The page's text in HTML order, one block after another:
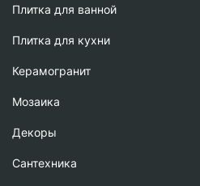
Плитка для ванной
Плитка для кухни
Керамогранит
Мозаика
Декоры
Сантехника